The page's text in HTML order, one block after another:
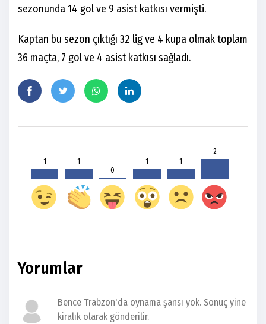
sezonunda 14 gol ve 9 asist katkısı vermişti.
Kaptan bu sezon çıktığı 32 lig ve 4 kupa olmak toplam
36 maçta, 7 gol ve 4 asist katkısı sağladı.
1
1
0
1 1
2
Yorumlar
Bence Trabzon'da oynama şansı yok. Sonuç yine
kiralık olarak gönderilir.